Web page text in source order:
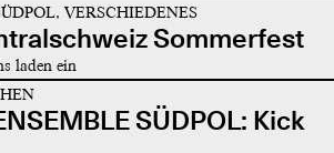
VERSCHIEDENES
Sommerfest
laden ein
SÜDPOL: Kick